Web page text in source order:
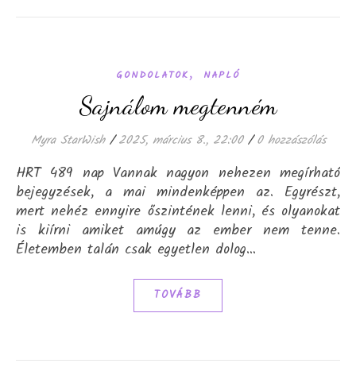
GONDOLATOK, NAPLÓ
Sajnálom megtenném
Myra StarWish / 2025, március 8., 22:00 / 0 hozzászólás
HRT 489 nap Vannak nagyon nehezen megírható
bejegyzések, a mai mindenképpen az. Egyrészt,
mert nehéz ennyire őszintének lenni, és olyanokat
is kiírni amiket amúgy az ember nem tenne.
Életemben talán csak egyetlen dolog…
TOVÁBB